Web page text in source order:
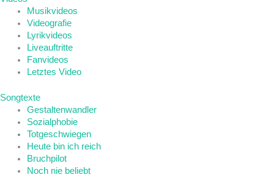
Musikvideos
Videografie
Lyrikvideos
Liveauftritte
Fanvideos
Letztes Video
Songtexte
Gestaltenwandler
Sozialphobie
Totgeschwiegen
Heute bin ich reich
Bruchpilot
Noch nie beliebt